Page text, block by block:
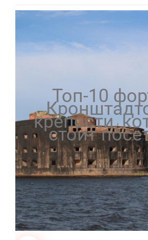
Топ-10
крепости,
стоит